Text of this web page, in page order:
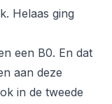
Helaas ging
een B0. En dat
aan deze
in de tweede